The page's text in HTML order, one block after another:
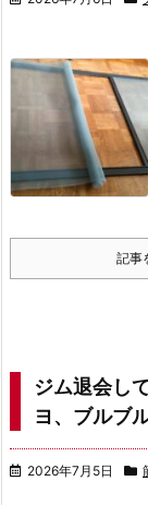
記事
ジム退会し
ヨ、ブルブ
2026年7月5日